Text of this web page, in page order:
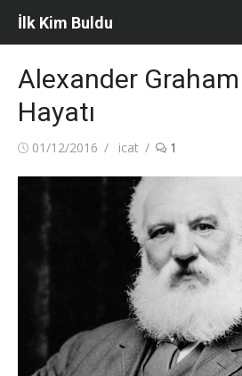
Skip
İlk Kim Buldu
Alexander
Hayatı
Posted
01/12/2016 Author
icat 1